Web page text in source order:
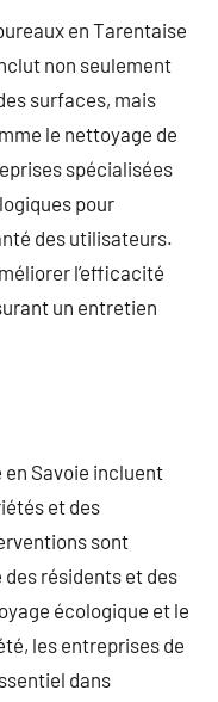
en Tarentaise
non seulement
surfaces, mais
le nettoyage de
spécialisées
pour
des utilisateurs.
l’efficacité
un entretien
en Savoie incluent
et des
sont
résidents et des
écologique et le
les entreprises de
dans